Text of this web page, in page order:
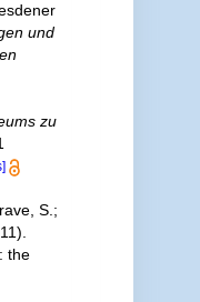
und
zu
S.;
the